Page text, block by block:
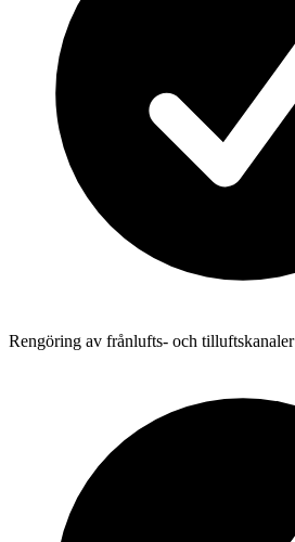
Rengöring av frånlufts- och tilluftskanaler